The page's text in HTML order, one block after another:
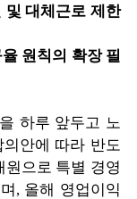
및 대체근로 제한
원칙의 확장 필
하루 앞두고 노
안에 따라 반도
원으로 특별 경영
, 올해 영업이익